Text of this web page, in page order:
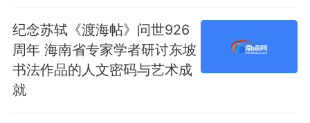
纪念苏轼《渡海帖》问世926
周年 海南省专家学者研讨东坡
书法作品的人文密码与艺术成
就